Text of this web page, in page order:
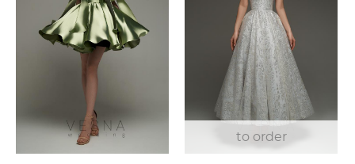
to order